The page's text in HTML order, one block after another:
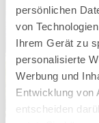
persönlichen
von
Ihrem Gerät zu
personalisierte
Werbung und
Entwicklung von
entscheiden